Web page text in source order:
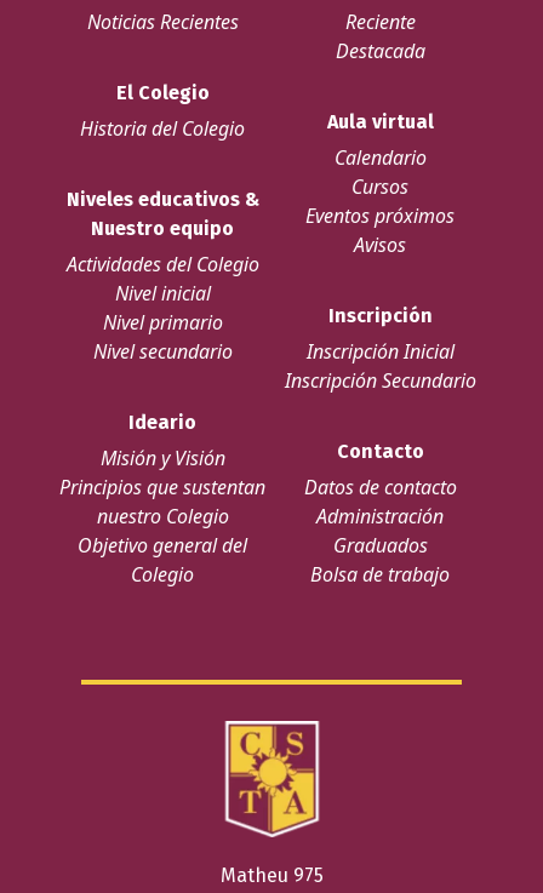
Noticias Recientes
El Colegio
Historia del Colegio
Niveles educativos &
Nuestro equipo
Actividades del Colegio
Nivel inicial
Nivel primario
Nivel secundario
Ideario
Misión y Visión
Principios que sustentan
nuestro Colegio
Objetivo general del
Colegio
Reciente
Destacada
Aula virtual
Calendario
Cursos
Eventos próximos
Avisos
Inscripción
Inscripción Inicial
Inscripción Secundario
Contacto
Datos de contacto
Administración
Graduados
Bolsa de trabajo
Matheu 975